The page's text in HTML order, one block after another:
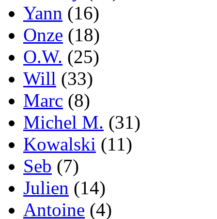
Yann (16)
Onze (18)
O.W. (25)
Will (33)
Marc (8)
Michel M. (31)
Kowalski (11)
Seb (7)
Julien (14)
Antoine (4)